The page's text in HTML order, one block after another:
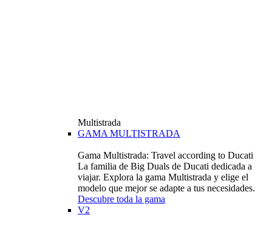
Multistrada
GAMA MULTISTRADA
Gama Multistrada: Travel according to Ducati
La familia de Big Duals de Ducati dedicada a
viajar. Explora la gama Multistrada y elige el
modelo que mejor se adapte a tus necesidades.
Descubre toda la gama
V2